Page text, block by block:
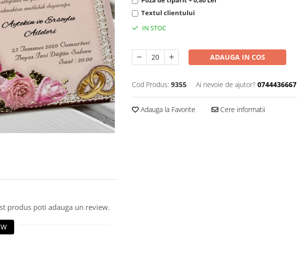
Textul clientului
IN STOC
ADAUGA IN COS
Cod Produs: 9355 Ai nevoie de ajutor? 0744436667
Adauga la Favorite Cere informatii
produs poti adauga un review.